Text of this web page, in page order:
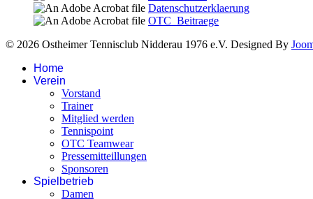
Datenschutzerklaerung
OTC_Beitraege
© 2026 Ostheimer Tennisclub Nidderau 1976 e.V. Designed By
Home
Verein
Vorstand
Trainer
Mitglied werden
Tennispoint
OTC Teamwear
Pressemitteillungen
Sponsoren
Spielbetrieb
Damen